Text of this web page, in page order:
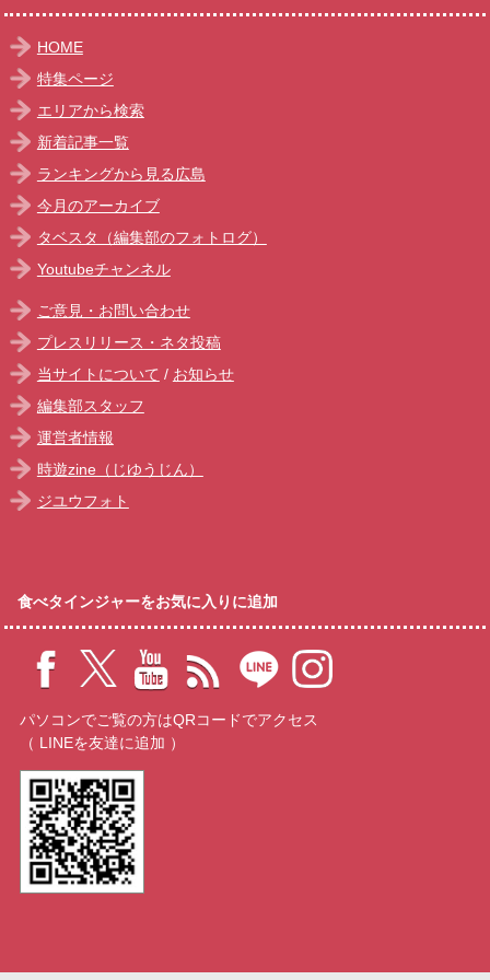
HOME
特集ページ
エリアから検索
新着記事一覧
ランキングから見る広島
今月のアーカイブ
タベスタ（編集部のフォトログ）
Youtubeチャンネル
ご意見・お問い合わせ
プレスリリース・ネタ投稿
当サイトについて / お知らせ
編集部スタッフ
運営者情報
時遊zine（じゆうじん）
ジユウフォト
食べタインジャーをお気に入りに追加
パソコンでご覧の方はQRコードでアクセス
（ LINEを友達に追加 ）